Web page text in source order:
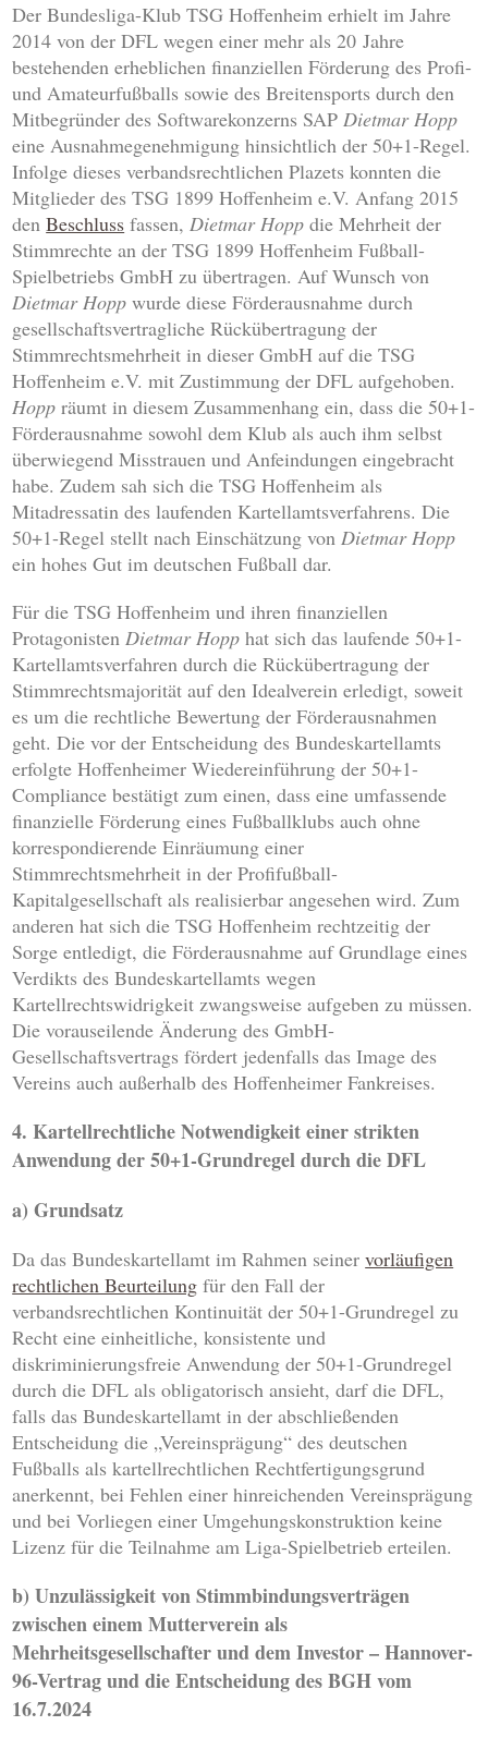
Der Bundesliga-Klub TSG Hoffenheim erhielt im Jahre
2014 von der DFL wegen einer mehr als 20 Jahre
bestehenden erheblichen finanziellen Förderung des Profi-
und Amateurfußballs sowie des Breitensports durch den
Mitbegründer des Softwarekonzerns SAPDietmar Hopp
eine Ausnahmegenehmigung hinsichtlich der 50+1-Regel.
Infolge dieses verbandsrechtlichen Plazets konnten die
Mitglieder des TSG 1899 Hoffenheim e.V. Anfang 2015
denBeschluss fassen,Dietmar Hopp die Mehrheit der
Stimmrechte an der TSG 1899 Hoffenheim Fußball-
Spielbetriebs GmbH zu übertragen. Auf Wunsch von
Dietmar Hopp wurde diese Förderausnahme durch
gesellschaftsvertragliche Rückübertragung der
Stimmrechtsmehrheit in dieser GmbH auf die TSG
Hoffenheim e.V. mit Zustimmung der DFL aufgehoben.
Hopp räumt in diesem Zusammenhang ein, dass die 50+1-
Förderausnahme sowohl dem Klub als auch ihm selbst
überwiegend Misstrauen und Anfeindungen eingebracht
habe. Zudem sah sich die TSG Hoffenheim als
Mitadressatin des laufenden Kartellamtsverfahrens. Die
50+1-Regel stellt nach Einschätzung vonDietmar Hopp
ein hohes Gut im deutschen Fußball dar.
Für die TSG Hoffenheim und ihren finanziellen
ProtagonistenDietmar Hopphat sich das laufende 50+1-
Kartellamtsverfahren durch die Rückübertragung der
Stimmrechtsmajorität auf den Idealverein erledigt, soweit
es um die rechtliche Bewertung der Förderausnahmen
geht. Die vor der Entscheidung des Bundeskartellamts
erfolgte Hoffenheimer Wiedereinführung der 50+1-
Compliance bestätigt zum einen, dass eine umfassende
finanzielle Förderung eines Fußballklubs auch ohne
korrespondierende Einräumung einer
Stimmrechtsmehrheit in der Profifußball-
Kapitalgesellschaft als realisierbar angesehen wird. Zum
anderen hat sich die TSG Hoffenheim rechtzeitig der
Sorge entledigt, die Förderausnahme auf Grundlage eines
Verdikts des Bundeskartellamts wegen
Kartellrechtswidrigkeit zwangsweise aufgeben zu müssen.
Die vorauseilende Änderung des GmbH-
Gesellschaftsvertrags fördert jedenfalls das Image des
Vereins auch außerhalb des Hoffenheimer Fankreises.
4. Kartellrechtliche Notwendigkeit einer strikten
Anwendung der 50+1-Grundregel durch die DFL
a) Grundsatz
Da das Bundeskartellamt im Rahmen seinervorläufigen
rechtlichen Beurteilung für den Fall der
verbandsrechtlichen Kontinuität der 50+1-Grundregel zu
Recht eine einheitliche, konsistente und
diskriminierungsfreie Anwendung der 50+1-Grundregel
durch die DFL als obligatorisch ansieht, darf die DFL,
falls das Bundeskartellamt in der abschließenden
Entscheidung die „Vereinsprägung“ des deutschen
Fußballs als kartellrechtlichen Rechtfertigungsgrund
anerkennt, bei Fehlen einer hinreichenden Vereinsprägung
und bei Vorliegen einer Umgehungskonstruktion keine
Lizenz für die Teilnahme am Liga-Spielbetrieb erteilen.
b) Unzulässigkeit von Stimmbindungsverträgen
zwischen einem Mutterverein als
Mehrheitsgesellschafter und dem Investor – Hannover-
96-Vertrag und die Entscheidung des BGH vom
16.7.2024